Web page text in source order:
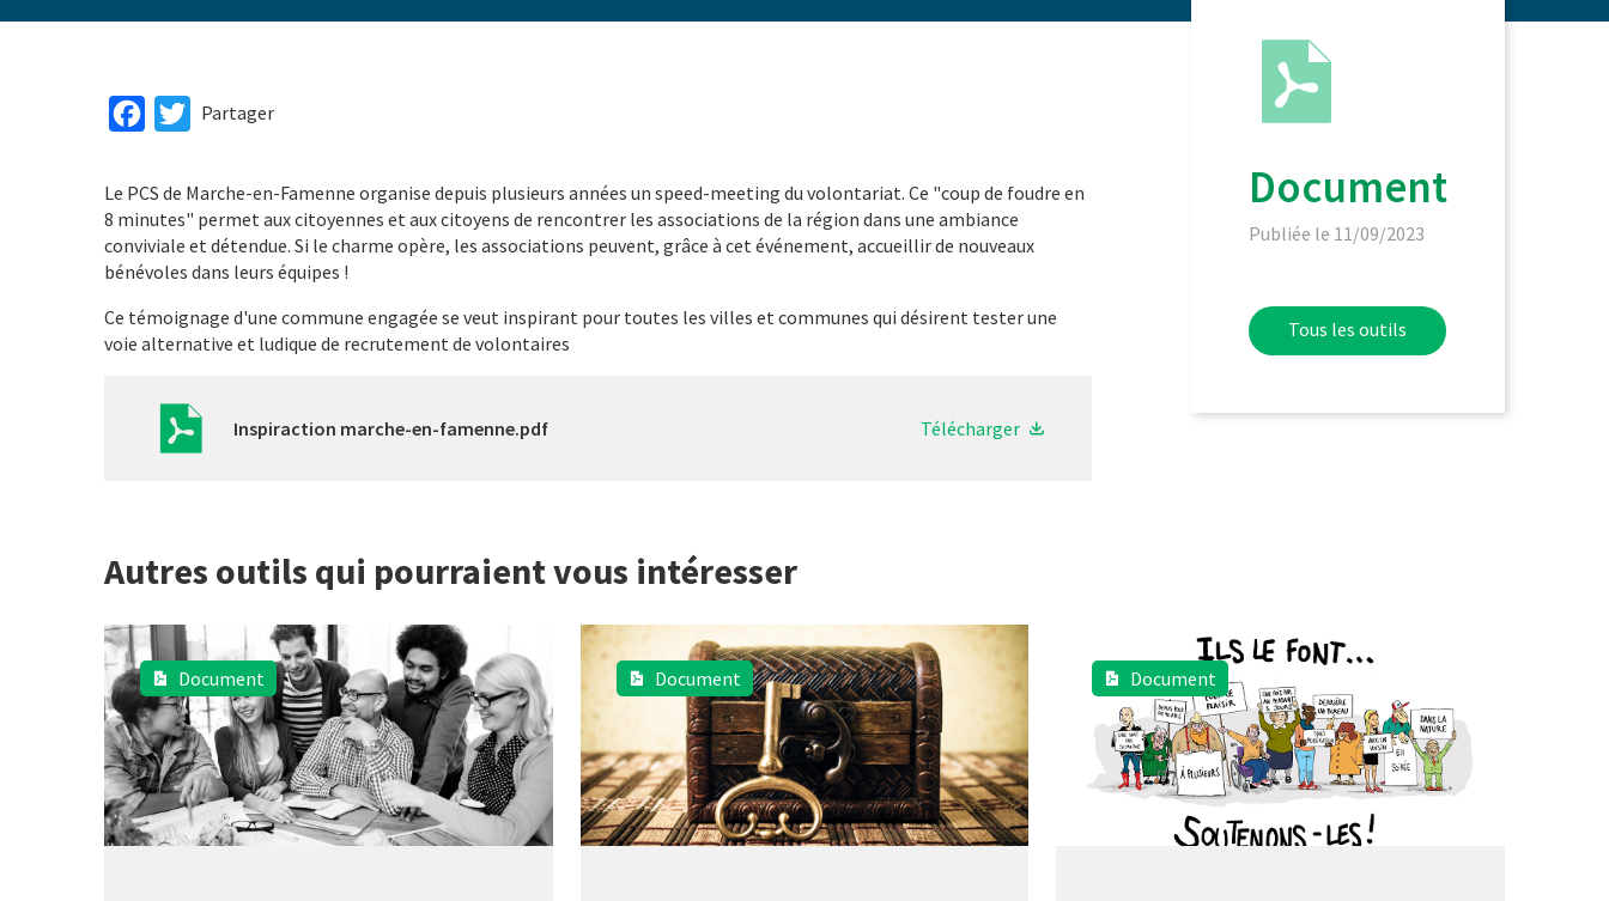
FacebookTwitter
Partager
Le PCS de Marche-en-Famenne organise depuis plusieurs années un speed-meeting du volontariat. Ce "coup de foudre en
8 minutes" permet aux citoyennes et aux citoyens de rencontrer les associations de la région dans une ambiance
conviviale et détendue. Si le charme opère, les associations peuvent, grâce à cet événement, accueillir de nouveaux
bénévoles dans leurs équipes !
Ce témoignage d'une commune engagée se veut inspirant pour toutes les villes et communes qui désirent tester une
voie alternative et ludique de recrutement de volontaires
Inspiraction marche-en-famenne.pdf Télécharger
Document
Publiée le 11/09/2023
Tous les outils
Autres outils qui pourraient vous intéresser
Document Document Document